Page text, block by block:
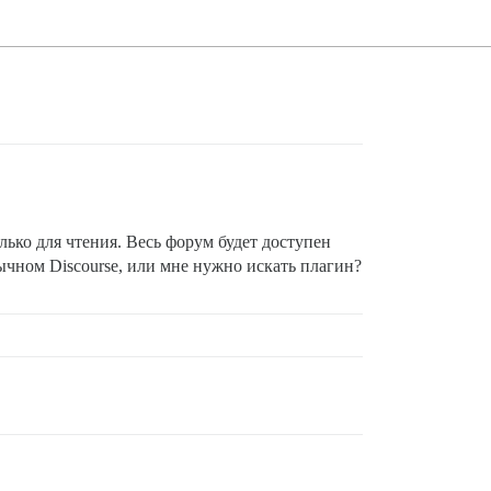
для чтения. Весь форум будет доступен
Discourse, или мне нужно искать плагин?